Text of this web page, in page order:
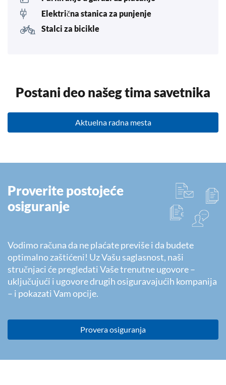
Električna stanica za punjenje
Stalci za bicikle
Postani deo našeg tima savetnika
Aktuelna radna mesta
Proverite postojeće
osiguranje
Vodimo računa da ne plaćate previše i da budete
optimalno zaštićeni! Uz Vašu saglasnost, naši
stručnjaci će pregledati Vaše trenutne ugovore –
uključujući i ugovore drugih osiguravajućih kompanija
– i pokazati Vam opcije.
Provera osiguranja